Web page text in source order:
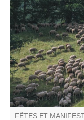
Les photos
professionnel,
travail du berger /
esthétique.
FÊTES ET